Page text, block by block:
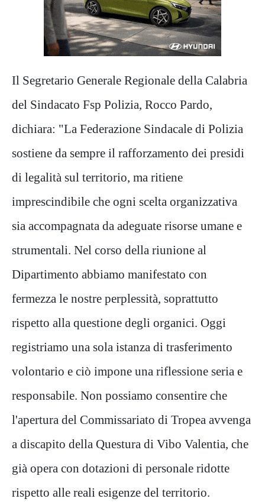
Il Segretario Generale Regionale della Calabria
del Sindacato Fsp Polizia, Rocco Pardo,
dichiara: "La Federazione Sindacale di Polizia
sostiene da sempre il rafforzamento dei presidi
di legalità sul territorio, ma ritiene
imprescindibile che ogni scelta organizzativa
sia accompagnata da adeguate risorse umane e
strumentali. Nel corso della riunione al
Dipartimento abbiamo manifestato con
fermezza le nostre perplessità, soprattutto
rispetto alla questione degli organici. Oggi
registriamo una sola istanza di trasferimento
volontario e ciò impone una riflessione seria e
responsabile. Non possiamo consentire che
l'apertura del Commissariato di Tropea avvenga
a discapito della Questura di Vibo Valentia, che
già opera con dotazioni di personale ridotte
rispetto alle reali esigenze del territorio.